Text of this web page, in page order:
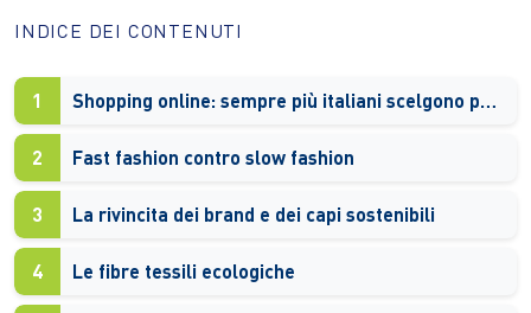
INDICE DEI CONTENUTI
1 Shopping online: sempre più italiani scelgono prodotti e aziende sostenibili
2 Fast fashion contro slow fashion
3 La rivincita dei brand e dei capi sostenibili
4 Le fibre tessili ecologiche